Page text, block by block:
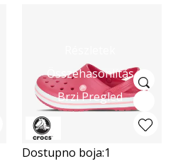
Összehasonlítás
Brzi Pregled
Dostupno boja:1